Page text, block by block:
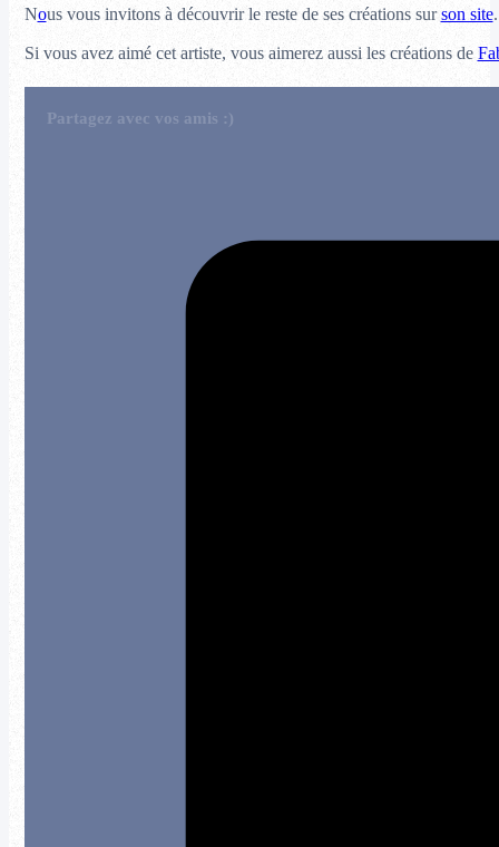
Nous vous invitons à découvrir le reste de ses créations surson site.
Si vous avez aimé cet artiste, vous aimerez aussi les créations de
Partagez avec vos amis :)